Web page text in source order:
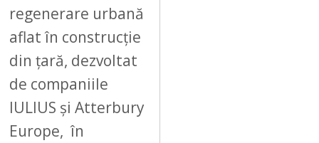
regenerare urbană
aflat în construcție
din țară, dezvoltat
de companiile
IULIUS și Atterbury
Europe, în